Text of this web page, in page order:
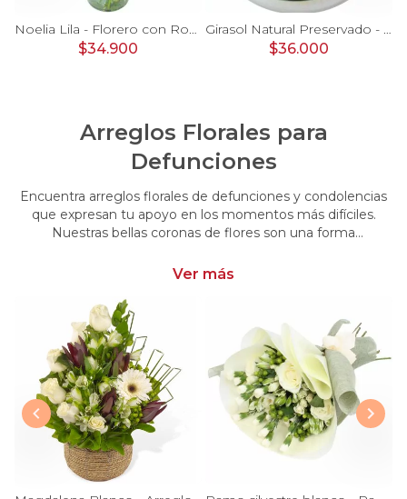
Noelia Lila - Florero con Rosas, mini rosas, mini claveles y limonium
$34.900
Girasol Natural Preservado - girasol preservado en pecera vidrio con piedrecitas
$36.000
Arreglos Florales para
Defunciones
Encuentra arreglos florales de defunciones y condolencias
que expresan tu apoyo en los momentos más difíciles.
Nuestras bellas coronas de flores son una forma
momentos de pérdida.
Ver más